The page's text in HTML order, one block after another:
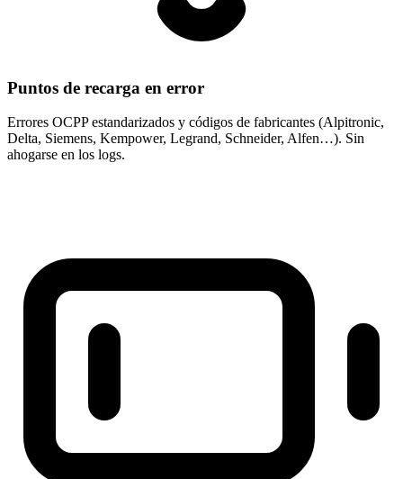
Puntos de recarga en error
Errores OCPP estandarizados y códigos de fabricantes (Alpitronic,
Delta, Siemens, Kempower, Legrand, Schneider, Alfen…). Sin
ahogarse en los logs.